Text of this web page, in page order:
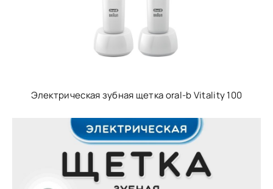
Электрическая зубная щетка oral-b Vitality 100